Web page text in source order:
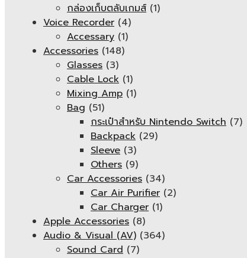
กล่องเก็บตลับเกมส์ (1)
Voice Recorder (4)
Accessary (1)
Accessories (148)
Glasses (3)
Cable Lock (1)
Mixing Amp (1)
Bag (51)
กระเป๋าสำหรับ Nintendo Switch (7)
Backpack (29)
Sleeve (3)
Others (9)
Car Accessories (34)
Car Air Purifier (2)
Car Charger (1)
Apple Accessories (8)
Audio & Visual (AV) (364)
Sound Card (7)